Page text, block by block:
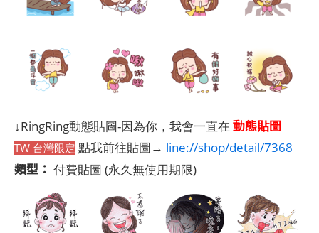
↓RingRing動態貼圖-因為你，我會一直在 動態貼圖
TW 台灣限定 點我前往貼圖→ line://shop/detail/7368
類型： 付費貼圖 (永久無使用期限)